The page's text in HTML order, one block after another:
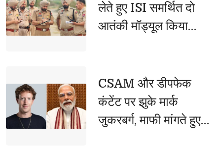
लेते हुए ISI समर्थित दो
आतंकी मॉड्यूल किया
CSAM और डीपफेक
कंटेंट पर झुके मार्क
जुकरबर्ग, माफी मांगते हुए